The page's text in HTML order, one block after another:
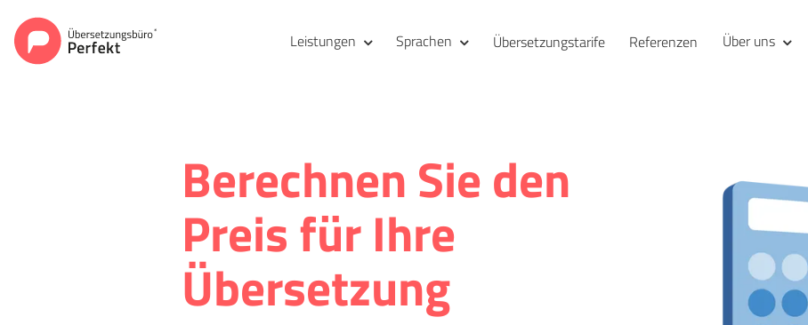
Leistungen Sprachen Übersetzungstarife Referenzen Über uns
Berechnen Sie den
Preis für Ihre
Übersetzung